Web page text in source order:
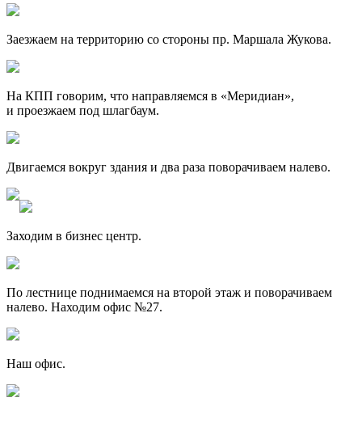
Заезжаем на территорию со стороны пр. Маршала Жукова.
На КПП говорим, что направляемся в «Меридиан»,
и проезжаем под шлагбаум.
Двигаемся вокруг здания и два раза поворачиваем налево.
Заходим в бизнес центр.
По лестнице поднимаемся на второй этаж и поворачиваем
налево. Находим офис №27.
Наш офис.